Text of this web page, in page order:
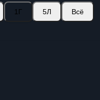
1Г 5Л Всё